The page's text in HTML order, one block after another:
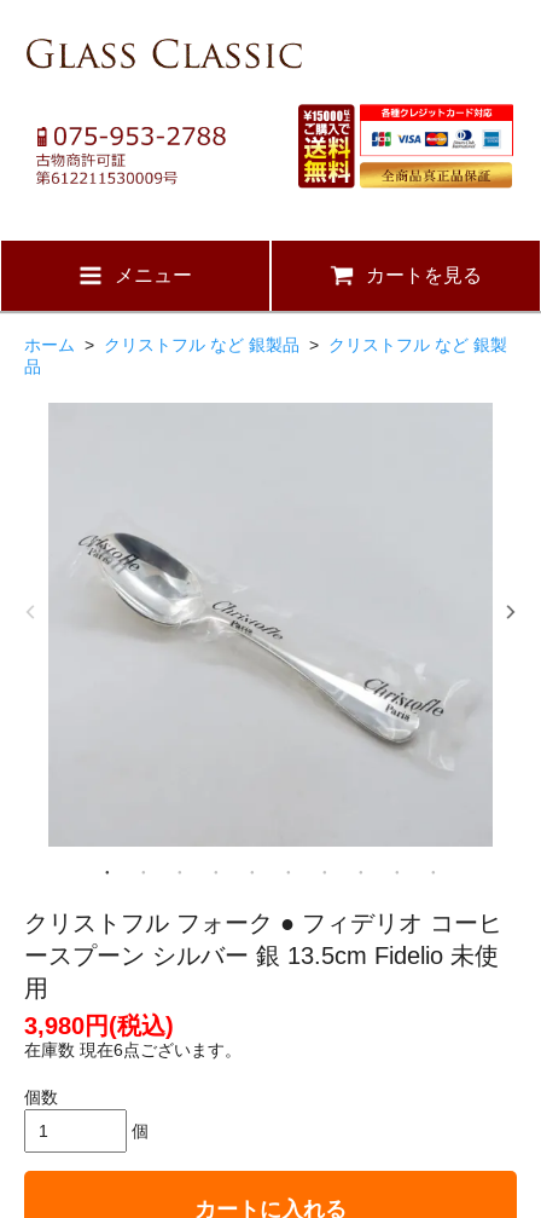
メニュー カートを見る
ホーム > クリストフル など 銀製品 > クリストフル など 銀製
品
クリストフル フォーク ● フィデリオ コーヒ
ースプーン シルバー 銀 13.5cm Fidelio 未使
用
3,980円(税込)
在庫数 現在6点ございます。
個数
個
カートに入れる